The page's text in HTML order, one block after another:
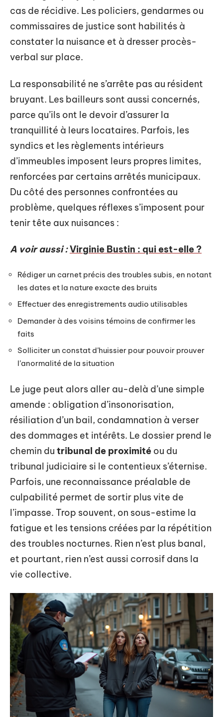
cas de récidive. Les policiers, gendarmes ou
commissaires de justice sont habilités à
constater la nuisance et à dresser procès-
verbal sur place.
La responsabilité ne s’arrête pas au résident
bruyant. Les bailleurs sont aussi concernés,
parce qu’ils ont le devoir d’assurer la
tranquillité à leurs locataires. Parfois, les
syndics et les règlements intérieurs
d’immeubles imposent leurs propres limites,
renforcées par certains arrêtés municipaux.
Du côté des personnes confrontées au
problème, quelques réflexes s’imposent pour
tenir tête aux nuisances :
A voir aussi :Virginie Bustin : qui est-elle ?
Rédiger un carnet précis des troubles subis, en notant
les dates et la nature exacte des bruits
Effectuer des enregistrements audio utilisables
Demander à des voisins témoins de confirmer les
faits
Solliciter un constat d’huissier pour pouvoir prouver
l’anormalité de la situation
Le juge peut alors aller au-delà d’une simple
amende : obligation d’insonorisation,
résiliation d’un bail, condamnation à verser
des dommages et intérêts. Le dossier prend le
chemin du tribunal de proximité ou du
tribunal judiciaire si le contentieux s’éternise.
Parfois, une reconnaissance préalable de
culpabilité permet de sortir plus vite de
l’impasse. Trop souvent, on sous-estime la
fatigue et les tensions créées par la répétition
des troubles nocturnes. Rien n’est plus banal,
et pourtant, rien n’est aussi corrosif dans la
vie collective.